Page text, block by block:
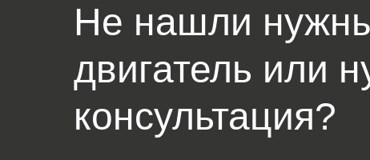
Не нашли
двигатель или
консультация?